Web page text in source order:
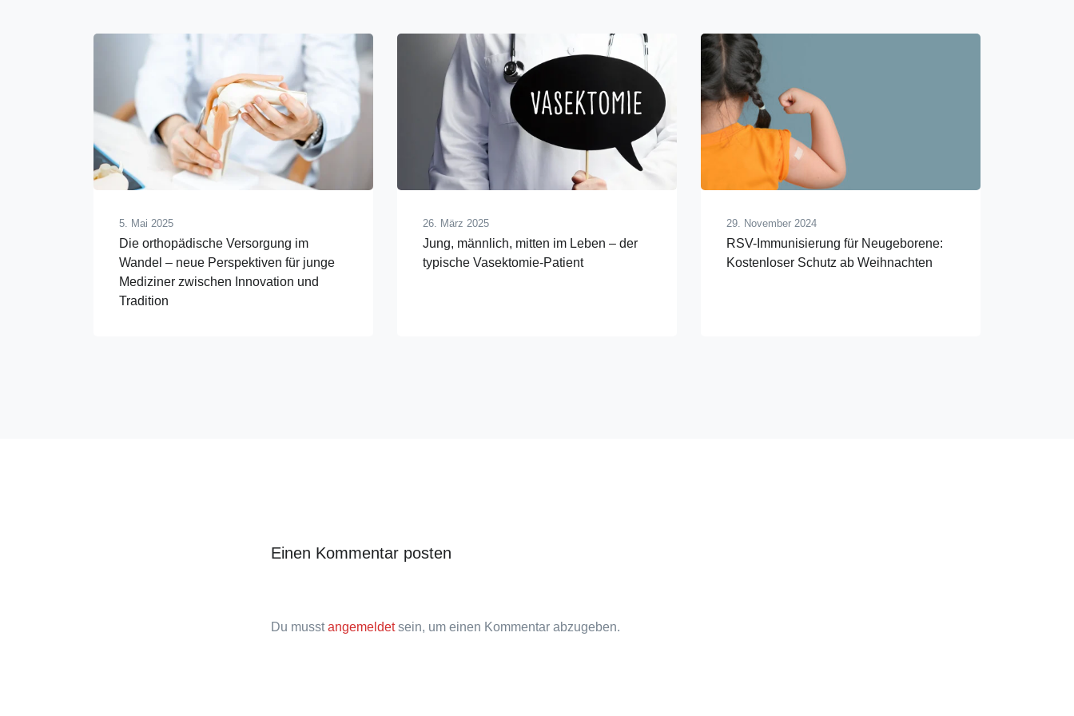
5. Mai 2025
Die orthopädische Versorgung im
Wandel – neue Perspektiven für junge
Mediziner zwischen Innovation und
Tradition
26. März 2025
Jung, männlich, mitten im Leben – der
typische Vasektomie-Patient
29. November 2024
RSV-Immunisierung für Neugeborene:
Kostenloser Schutz ab Weihnachten
Einen Kommentar posten
Du musstangemeldetsein, um einen Kommentar abzugeben.